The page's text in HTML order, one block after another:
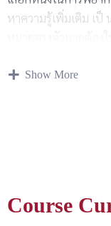
หาความรู้เพิ่มเติม เป็
พยากรณ์ค่ะ หวังว่าวิ
Show More
Course